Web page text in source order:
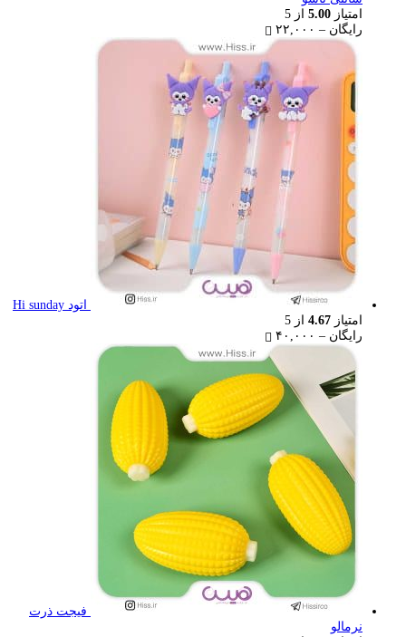
امتیاز 5.00 از 5
رایگان – ۲۲,۰۰۰
range:
رایگان
through
۲۲,۰۰۰ تومان
اتود Hi sunday
امتیاز 4.67 از 5
رایگان – ۴۰,۰۰۰
range:
رایگان
through
۴۰,۰۰۰ تومان
فیجت ذرت
نرمالو